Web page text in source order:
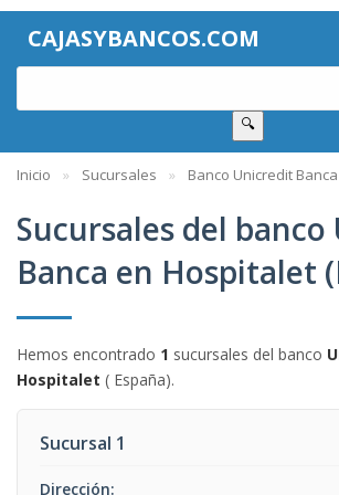
CAJASYBANCOS.COM
🔍
Inicio Sucursales Banco Unicredit Banca
Sucursales del
Banca en Hospitalet
Hemos encontrado 1 sucursales del banco
Hospitalet ( España).
Sucursal 1
Dirección: